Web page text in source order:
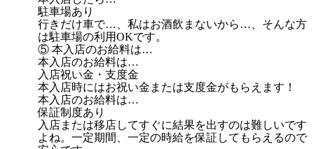
駐車場あり
行きだけ車で…、私はお酒飲まないから…、そんな方
は駐車場の利用OKです。
⑤ 本入店のお給料は…
本入店のお給料は…
入店祝い金・支度金
本入店時にはお祝い金または支度金がもらえます！
本入店のお給料は…
保証制度あり
入店または移店してすぐに結果を出すのは難しいです
よね。一定期間、一定の時給を保証してもらえるので